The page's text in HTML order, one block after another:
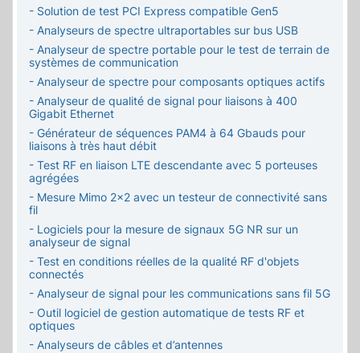
- Solution de test PCI Express compatible Gen5
- Analyseurs de spectre ultraportables sur bus USB
- Analyseur de spectre portable pour le test de terrain de
systèmes de communication
- Analyseur de spectre pour composants optiques actifs
- Analyseur de qualité de signal pour liaisons à 400
Gigabit Ethernet
- Générateur de séquences PAM4 à 64 Gbauds pour
liaisons à très haut débit
- Test RF en liaison LTE descendante avec 5 porteuses
agrégées
- Mesure Mimo 2x2 avec un testeur de connectivité sans
fil
- Logiciels pour la mesure de signaux 5G NR sur un
analyseur de signal
- Test en conditions réelles de la qualité RF d'objets
connectés
- Analyseur de signal pour les communications sans fil 5G
- Outil logiciel de gestion automatique de tests RF et
optiques
- Analyseurs de câbles et d’antennes